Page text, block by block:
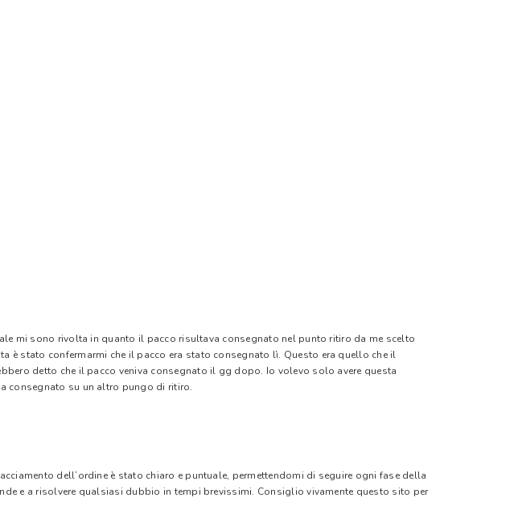
mi sono rivolta in quanto il pacco risultava consegnato nel punto ritiro da me scelto
è stato confermarmi che il pacco era stato consegnato lì. Questo era quello che il
detto che il pacco veniva consegnato il gg dopo. Io volevo solo avere questa
consegnato su un altro pungo di ritiro.
dell’ordine è stato chiaro e puntuale, permettendomi di seguire ogni fase della
e a risolvere qualsiasi dubbio in tempi brevissimi. Consiglio vivamente questo sito per